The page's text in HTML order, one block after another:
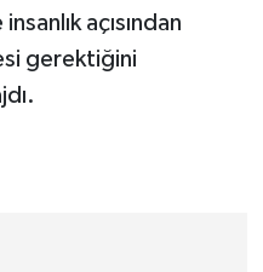
açısından
gerektiğini